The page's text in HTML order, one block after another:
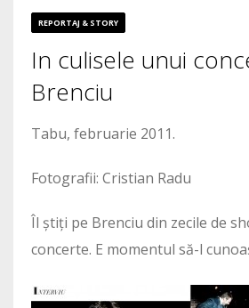
REPORTAJ & STORY
In culisele unui
Brenciu
Tabu, februarie 2011.
Fotografii: Cristian Radu
Îl știți pe Brenciu din zecile de
concerte. E momentul să-l